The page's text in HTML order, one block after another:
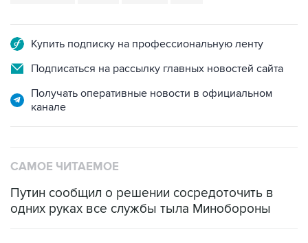
Купить подписку на профессиональную ленту
Подписаться на рассылку главных новостей сайта
Получать оперативные новости в официальном
канале
САМОЕ ЧИТАЕМОЕ
Путин сообщил о решении сосредоточить в
одних руках все службы тыла Минобороны